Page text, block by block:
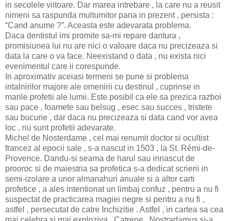
in secolele viitoare. Dar marea intrebare , la care nu a reusit
nimeni sa raspunda multumitor pana in prezent , persista :
“Cand anume ?”. Aceasta este adevarata problema.
Daca dentistul imi promite sa-mi repare dantura ,
promisiunea lui nu are nici o valoare daca nu precizeaza si
data la care o va face. Neexistand o data , nu exista nici
evenimentul care ii corespunde.
In aproximativ aceiasi termeni se pune si problema
intalnirilor majore ale omenirii cu destinul , cuprinse in
marile profetii ale lumii. Este posibil ca ele sa prezica razboi
sau pace , foamete sau belsug , esec sau succes , tristete
sau bucurie , dar daca nu precizeaza si data cand vor avea
loc , nu sunt profetii adevarate.
Michel de Nosterdame , cel mai renumit doctor si ocultist
francez al epocii sale , s-a nascut in 1503 , la St. Rémi-de-
Provence. Dandu-si seama de harul sau innascut de
prooroc si de maiestria sa profetica s-a dedicat scrierii in
semi-izolare a unor almanahuri anuale si a altor carti
profetice , a ales intentionat un limbaj confuz , pentru a nu fi
suspectat de practicarea magiei negre si pentru a nu fi ,
astfel , persecutat de catre Inchizitie . Astfel , in cartea sa cea